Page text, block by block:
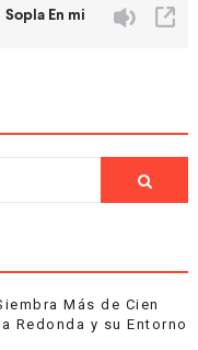
Más de Cien
Redonda y su Entorno